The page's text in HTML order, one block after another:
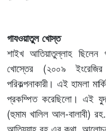
গাযওয়াতুল খোস্ত
শাইখ আতিয়াতুল্লাহ ছিলেন
খোস্তের (২০০৯
পরিকল্পনাকারী। এই হামলা
প্রকম্পিত করেছিলো। এই
(হুমাম খালিল আল-বালাবী)